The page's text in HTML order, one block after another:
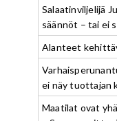
Salaatinviljelijä
säännöt – tai ei
Alanteet
ei näy tuottajan
Maatilat ovat